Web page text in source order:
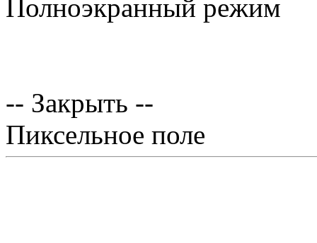
Полноэкранный режим
-- Закрыть --
Пиксельное поле